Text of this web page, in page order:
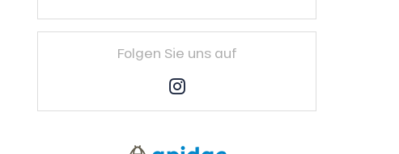
Folgen Sie uns auf